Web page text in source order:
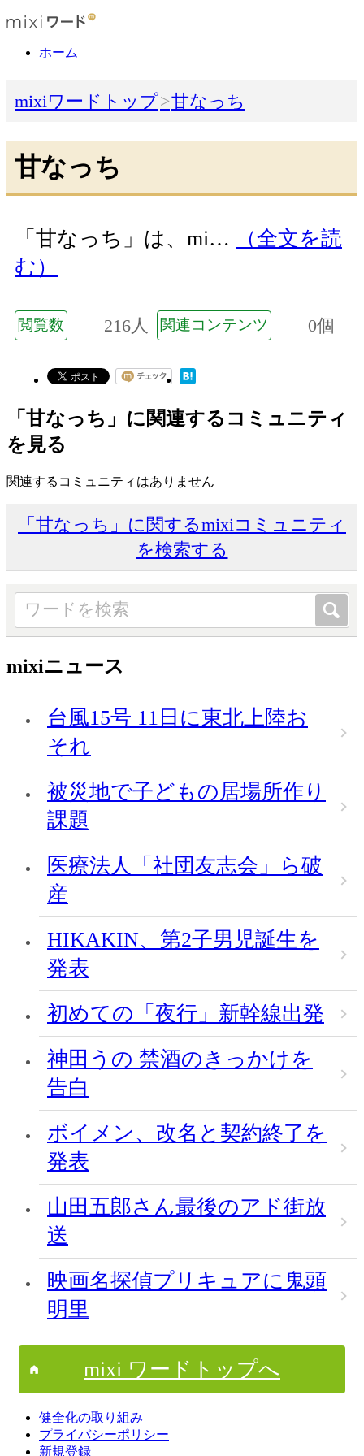
ホーム
mixiワードトップ 甘なっち
甘なっち
「甘なっち」は、mi…
（全文を読
む）
閲覧数 216人 関連コンテンツ 0個
「甘なっち」に関連するコミュニティ
を見る
関連するコミュニティはありません
「甘なっち」に関するmixiコミュニティ
を検索する
mixiニュース
台風15号 11日に東北上陸お
それ
被災地で子どもの居場所作り
課題
医療法人「社団友志会」ら破
産
HIKAKIN、第2子男児誕生を
発表
初めての「夜行」新幹線出発
神田うの 禁酒のきっかけを
告白
ボイメン、改名と契約終了を
発表
山田五郎さん最後のアド街放
送
映画名探偵プリキュアに鬼頭
明里
mixi ワードトップへ
健全化の取り組み
プライバシーポリシー
新規登録